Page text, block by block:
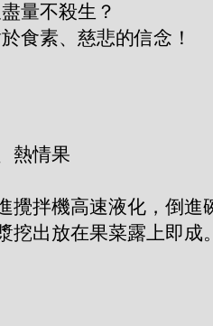
量不殺生？
食素、慈悲的信念！
熱情果
攪拌機高速液化，倒進
挖出放在果菜露上即成